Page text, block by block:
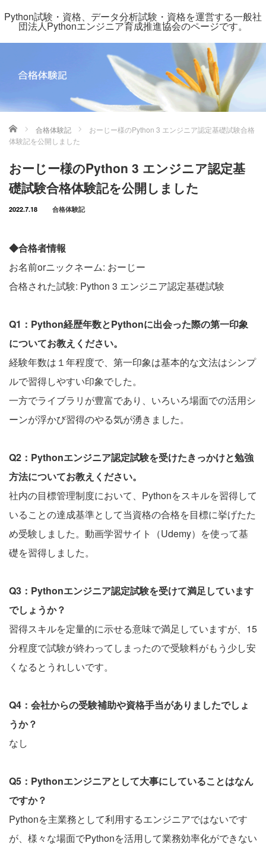
Python試験・資格、データ分析試験・資格を運営する一般社
団法人Pythonエンジニア育成推進協会のページです。
ホーム 合格体験記
おーじー様のPython 3 エンジニア認定基礎試験合格
体験記を公開しました
おーじー様のPython 3 エンジニア認定基
礎試験合格体験記を公開しました
2022.7.18 合格体験記
◆合格者情報
お名前orニックネーム: おーじー
合格された試験: Python 3 エンジニア認定基礎試験
Q1：Python経歴年数とPythonに出会った際の第一印象
についてお教えください。
経験年数は１年程度で、第一印象は基本的な文法はシンプ
ルで習得しやすい印象でした。
一方でライブラリが豊富であり、いろいろ場面での活用シ
ーンが浮かび習得のやる気が湧きました。
Q2：Pythonエンジニア認定試験を受けたきっかけと勉強
方法についてお教えください。
社内の目標管理制度において、Pythonをスキルを習得して
いることの達成基準として当資格の合格を目標に挙げたた
め受験しました。動画学習サイト（Udemy）を使って基
礎を習得しました。
Q3：Pythonエンジニア認定試験を受けて満足しています
でしょうか？
習得スキルを定量的に示せる意味で満足していますが、15
分程度で試験が終わってしまったので受験料がもう少し安
くなるとうれしいです。
Q4：会社からの受験補助や資格手当がありましたでしょ
うか？
なし
Q5：Pythonエンジニアとして大事にしていることはなん
ですか？
Pythonを主業務として利用するエンジニアではないです
が、様々な場面でPythonを活用して業務効率化ができない